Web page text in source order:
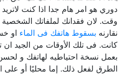
دوري هو امر هام جدا اذا كنت
وقت. لان فقدانك لملفاتك
نقارنه بسقوط هاتفك فى الماء او
كانت. فى تلك الأوقات من الجيد ان
بعمل نسخة احتياطيه لهاتفك و